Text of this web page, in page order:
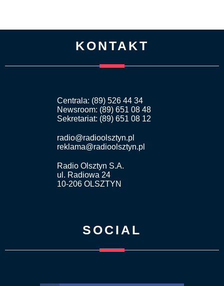
KONTAKT
Centrala: (89) 526 44 34
Newsroom: (89) 651 08 48
Sekretariat: (89) 651 08 12
radio@radioolsztyn.pl
reklama@radioolsztyn.pl
Radio Olsztyn S.A.
ul. Radiowa 24
10-206 OLSZTYN
SOCIAL